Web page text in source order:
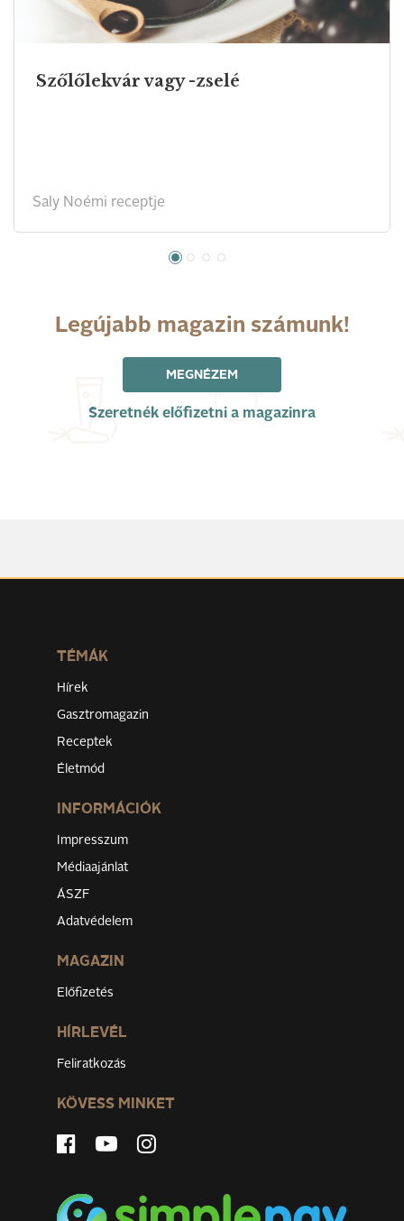
Szőlőlekvár vagy -zselé
Saly Noémi receptje
Legújabb magazin számunk!
MEGNÉZEM
Szeretnék előfizetni a magazinra
TÉMÁK
Hírek
Gasztromagazin
Receptek
Életmód
INFORMÁCIÓK
Impresszum
Médiaajánlat
ÁSZF
Adatvédelem
MAGAZIN
Előfizetés
HÍRLEVÉL
Feliratkozás
KÖVESS MINKET